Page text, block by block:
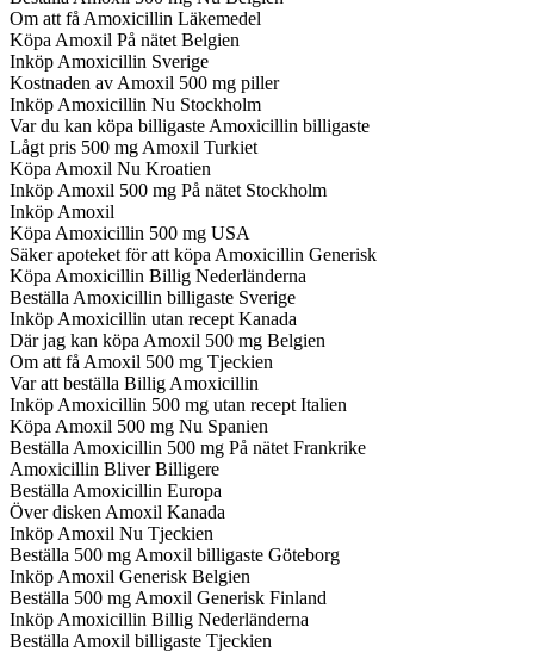
Om att få Amoxicillin Läkemedel
Köpa Amoxil På nätet Belgien
Inköp Amoxicillin Sverige
Kostnaden av Amoxil 500 mg piller
Inköp Amoxicillin Nu Stockholm
Var du kan köpa billigaste Amoxicillin billigaste
Lågt pris 500 mg Amoxil Turkiet
Köpa Amoxil Nu Kroatien
Inköp Amoxil 500 mg På nätet Stockholm
Inköp Amoxil
Köpa Amoxicillin 500 mg USA
Säker apoteket för att köpa Amoxicillin Generisk
Köpa Amoxicillin Billig Nederländerna
Beställa Amoxicillin billigaste Sverige
Inköp Amoxicillin utan recept Kanada
Där jag kan köpa Amoxil 500 mg Belgien
Om att få Amoxil 500 mg Tjeckien
Var att beställa Billig Amoxicillin
Inköp Amoxicillin 500 mg utan recept Italien
Köpa Amoxil 500 mg Nu Spanien
Beställa Amoxicillin 500 mg På nätet Frankrike
Amoxicillin Bliver Billigere
Beställa Amoxicillin Europa
Över disken Amoxil Kanada
Inköp Amoxil Nu Tjeckien
Beställa 500 mg Amoxil billigaste Göteborg
Inköp Amoxil Generisk Belgien
Beställa 500 mg Amoxil Generisk Finland
Inköp Amoxicillin Billig Nederländerna
Beställa Amoxil billigaste Tjeckien